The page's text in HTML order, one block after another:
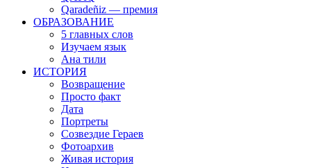
Qaradeñiz — премия
ОБРАЗОВАНИЕ
5 главных слов
Изучаем язык
Ана тили
ИСТОРИЯ
Возвращение
Просто факт
Дата
Портреты
Созвездие Гераев
Фотоархив
Живая история